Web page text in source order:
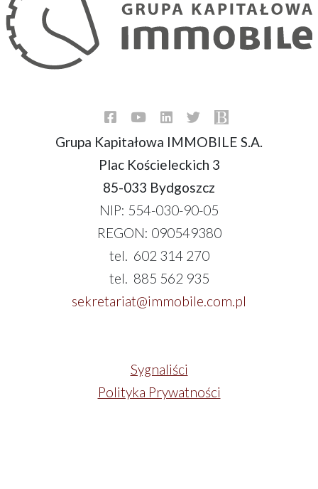
Grupa Kapitałowa IMMOBILE S.A.
Plac Kościeleckich 3
85-033 Bydgoszcz
NIP: 554-030-90-05
REGON: 090549380
tel. 602 314 270
tel. 885 562 935
sekretariat@immobile.com.pl
Sygnaliści
Polityka Prywatności